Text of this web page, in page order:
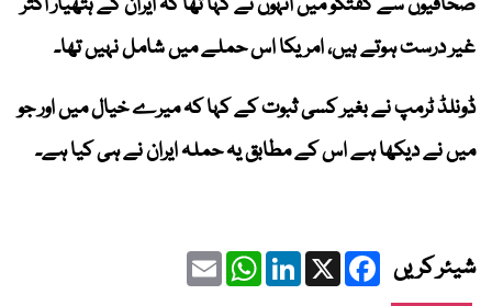
غیر درست ہوتے ہیں، امریکا اس حملے میں شامل نہیں تھا۔
ڈونلڈ ٹرمپ نے بغیر کسی ثبوت کے کہا کہ میرے خیال میں اور جو
میں نے دیکھا ہے اس کے مطابق یہ حملہ ایران نے ہی کیا ہے۔
شیئر کریں Facebook
X
LinkedIn
WhatsApp
Email